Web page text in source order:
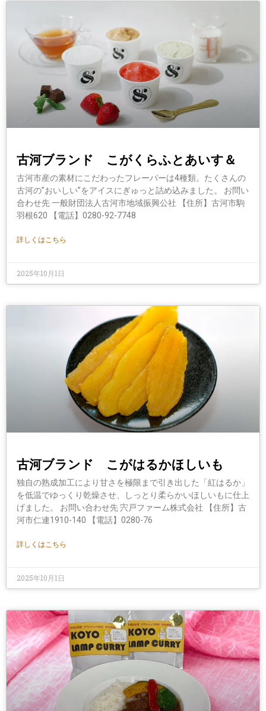
古河ブランド こがくらふとあいす＆
古河市産の素材にこだわったフレーバーは4種類。たくさんの
古河の”おいしい”をアイスにぎゅっと詰め込みました。 お問い
合わせ先 一般財団法人古河市地域振興公社 【住所】古河市駒
羽根620 【電話】0280-92-7748
詳しくはこちら
2025年10月1日
古河ブランド こがはるかほしいも
独自の熟成加工により甘さを極限まで引き出した「紅はるか」
を低温でゆっくり乾燥させ、しっとり柔らかいほしいもに仕上
げました。 お問い合わせ先 宍戸ファーム株式会社 【住所】古
河市仁連1910-140 【電話】0280-76
詳しくはこちら
2025年10月1日